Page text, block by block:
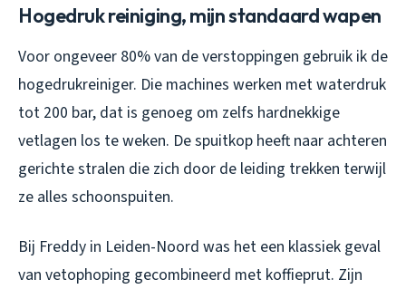
Hogedruk reiniging, mijn standaard wapen
Voor ongeveer 80% van de verstoppingen gebruik ik de
hogedrukreiniger. Die machines werken met waterdruk
tot 200 bar, dat is genoeg om zelfs hardnekkige
vetlagen los te weken. De spuitkop heeft naar achteren
gerichte stralen die zich door de leiding trekken terwijl
ze alles schoonspuiten.
Bij Freddy in Leiden-Noord was het een klassiek geval
van vetophoping gecombineerd met koffieprut. Zijn